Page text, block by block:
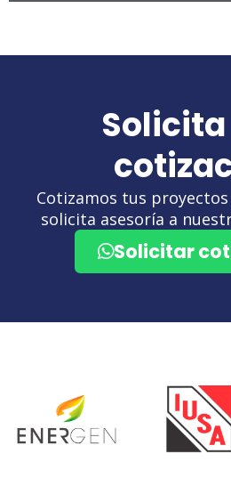
Cotizamos tus
solicita asesoría a
Solicitar